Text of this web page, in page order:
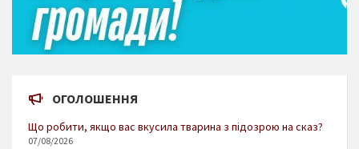
ОГОЛОШЕННЯ
Що робити, якщо вас вкусила тварина з підозрою на сказ?
07/08/2026